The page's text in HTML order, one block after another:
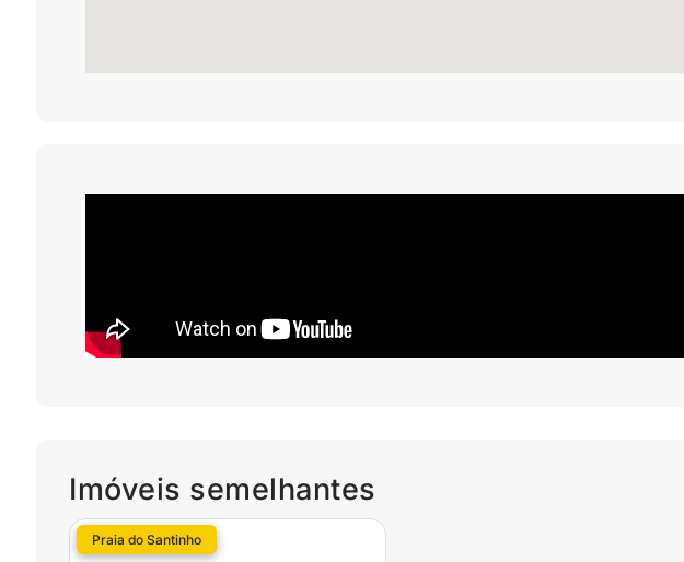
Imóveis semelhantes
Praia do Santinho